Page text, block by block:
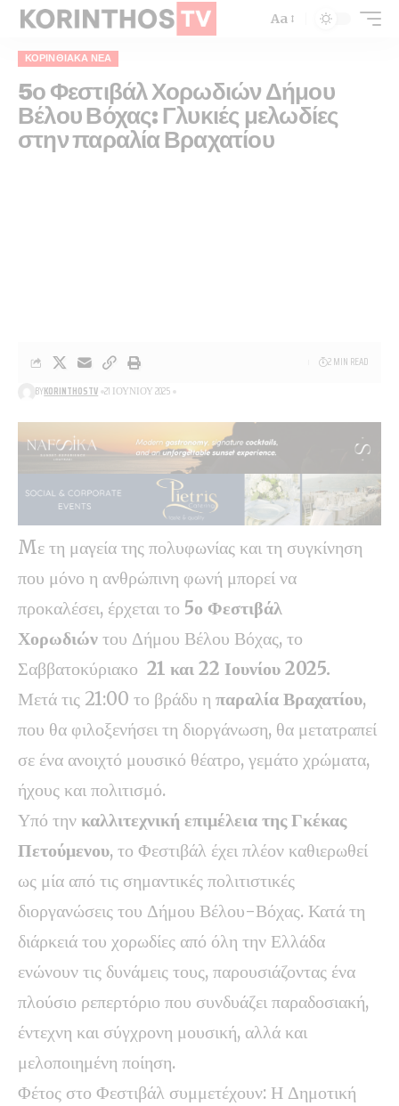
Aa
ΚΟΡΙΝΘΙΑΚΆ ΝΈΑ
5ο Φεστιβάλ Χορωδιών Δήμου
Βέλου Βόχας: Γλυκιές μελωδίες
στην παραλία Βραχατίου
BYKORINTHOSTV 21 ΙΟΥΝΊΟΥ 2025
2 MIN READ
Mε τη μαγεία της πολυφωνίας και τη συγκίνηση
που μόνο η ανθρώπινη φωνή μπορεί να
προκαλέσει, έρχεται το 5ο Φεστιβάλ
Χορωδιών του Δήμου Βέλου Βόχας, το
Σαββατοκύριακο 21 και 22 Ιουνίου 2025.
Μετά τις 21:00 το βράδυ η παραλία Βραχατίου,
που θα φιλοξενήσει τη διοργάνωση, θα μετατραπεί
σε ένα ανοιχτό μουσικό θέατρο, γεμάτο χρώματα,
ήχους και πολιτισμό.
Υπό την καλλιτεχνική επιμέλεια της Γκέκας
Πετούμενου, το Φεστιβάλ έχει πλέον καθιερωθεί
ως μία από τις σημαντικές πολιτιστικές
διοργανώσεις του Δήμου Βέλου-Βόχας. Κατά τη
διάρκειά του χορωδίες από όλη την Ελλάδα
ενώνουν τις δυνάμεις τους, παρουσιάζοντας ένα
πλούσιο ρεπερτόριο που συνδυάζει παραδοσιακή,
έντεχνη και σύγχρονη μουσική, αλλά και
μελοποιημένη ποίηση.
Φέτος στο Φεστιβάλ συμμετέχουν: Η Δημοτική